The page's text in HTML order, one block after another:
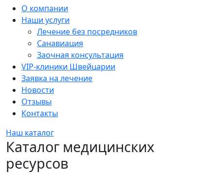
Sidebar
О компании
Наши услуги
Лечение без посредников
Санавиация
Заочная консультация
VIP-клиники Швейцарии
Заявка на лечение
Новости
Отзывы
Контакты
Наш каталог
Каталог медицинских
ресурсов